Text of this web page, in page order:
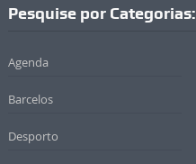
Pesquise por Categorias:
Agenda
Barcelos
Desporto